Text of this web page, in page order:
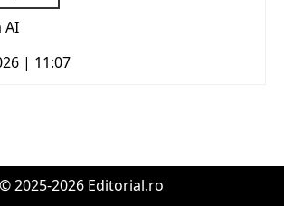
AI
| 11:07
© 2025-2026 Editorial.ro